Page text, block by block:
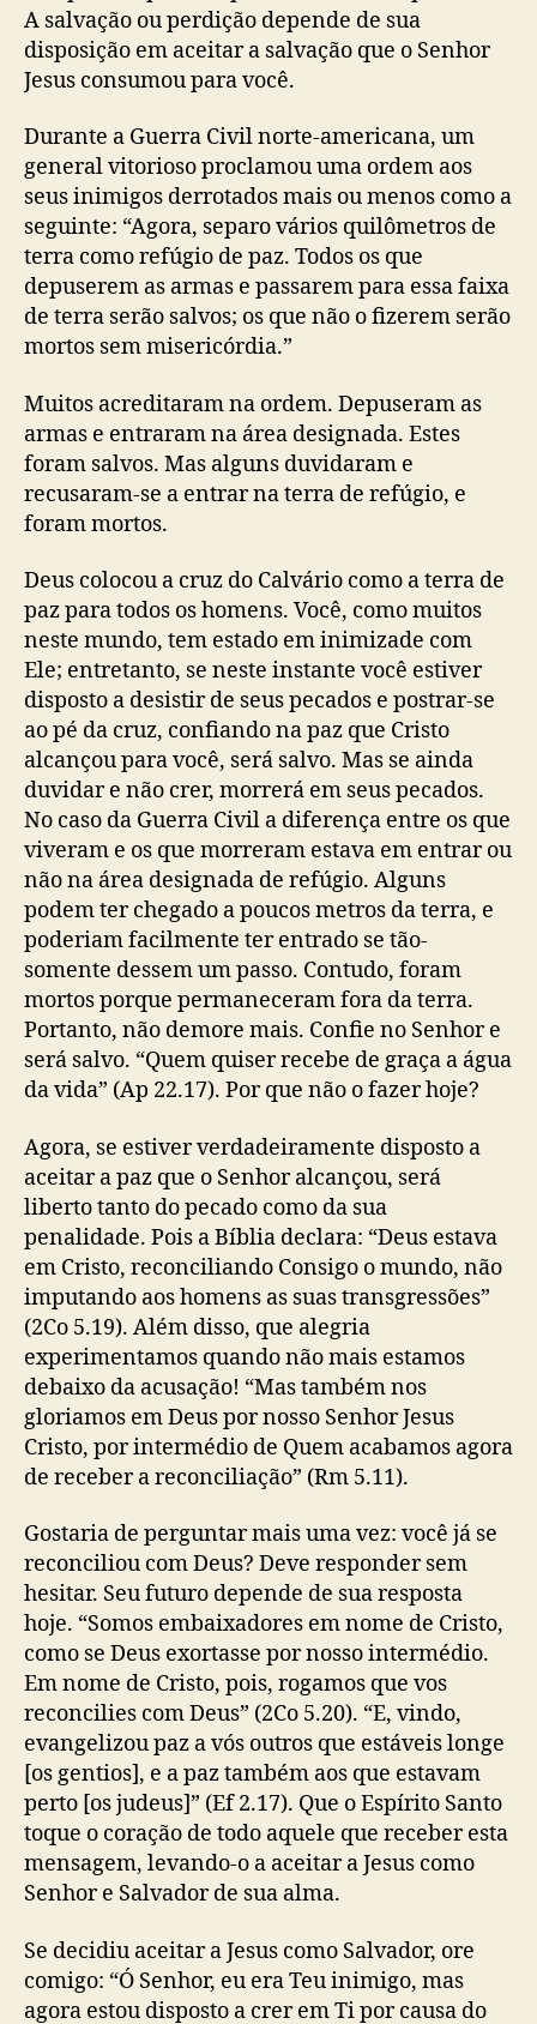
A salvação ou perdição depende de sua
disposição em aceitar a salvação que o Senhor
Jesus consumou para você.
Durante a Guerra Civil norte-americana, um
general vitorioso proclamou uma ordem aos
seus inimigos derrotados mais ou menos como a
seguinte: “Agora, separo vários quilômetros de
terra como refúgio de paz. Todos os que
depuserem as armas e passarem para essa faixa
de terra serão salvos; os que não o fizerem serão
mortos sem misericórdia.”
Muitos acreditaram na ordem. Depuseram as
armas e entraram na área designada. Estes
foram salvos. Mas alguns duvidaram e
recusaram-se a entrar na terra de refúgio, e
foram mortos.
Deus colocou a cruz do Calvário como a terra de
paz para todos os homens. Você, como muitos
neste mundo, tem estado em inimizade com
Ele; entretanto, se neste instante você estiver
disposto a desistir de seus pecados e postrar-se
ao pé da cruz, confiando na paz que Cristo
alcançou para você, será salvo. Mas se ainda
duvidar e não crer, morrerá em seus pecados.
No caso da Guerra Civil a diferença entre os que
viveram e os que morreram estava em entrar ou
não na área designada de refúgio. Alguns
podem ter chegado a poucos metros da terra, e
poderiam facilmente ter entrado se tão-
somente dessem um passo. Contudo, foram
mortos porque permaneceram fora da terra.
Portanto, não demore mais. Confie no Senhor e
será salvo. “Quem quiser recebe de graça a água
da vida” (Ap 22.17). Por que não o fazer hoje?
Agora, se estiver verdadeiramente disposto a
aceitar a paz que o Senhor alcançou, será
liberto tanto do pecado como da sua
penalidade. Pois a Bíblia declara: “Deus estava
em Cristo, reconciliando Consigo o mundo, não
imputando aos homens as suas transgressões”
(2Co 5.19). Além disso, que alegria
experimentamos quando não mais estamos
debaixo da acusação! “Mas também nos
gloriamos em Deus por nosso Senhor Jesus
Cristo, por intermédio de Quem acabamos agora
de receber a reconciliação” (Rm 5.11).
Gostaria de perguntar mais uma vez: você já se
reconciliou com Deus? Deve responder sem
hesitar. Seu futuro depende de sua resposta
hoje. “Somos embaixadores em nome de Cristo,
como se Deus exortasse por nosso intermédio.
Em nome de Cristo, pois, rogamos que vos
reconcilies com Deus” (2Co 5.20). “E, vindo,
evangelizou paz a vós outros que estáveis longe
[os gentios], e a paz também aos que estavam
perto [os judeus]” (Ef 2.17). Que o Espírito Santo
toque o coração de todo aquele que receber esta
mensagem, levando-o a aceitar a Jesus como
Senhor e Salvador de sua alma.
Se decidiu aceitar a Jesus como Salvador, ore
comigo: “Ó Senhor, eu era Teu inimigo, mas
agora estou disposto a crer em Ti por causa do